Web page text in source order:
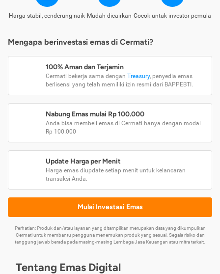
Harga stabil, cenderung naik Mudah dicairkan Cocok untuk investor pemula
Mengapa berinvestasi emas di Cermati?
100% Aman dan Terjamin
Cermati bekerja sama dengan Treasury, penyedia emas
berlisensi yang telah memiliki izin resmi dari BAPPEBTI.
Nabung Emas mulai Rp 100.000
Anda bisa membeli emas di Cermati hanya dengan modal
Rp 100.000
Update Harga per Menit
Harga emas diupdate setiap menit untuk kelancaran
transaksi Anda.
Mulai Investasi Emas
Perhatian: Produk dan/atau layanan yang ditampilkan merupakan data yang dikumpulkan
Cermati untuk membantu pengguna menemukan produk yang sesuai. Segala risiko dan
tanggung jawab berada pada masing-masing Lembaga Jasa Keuangan atau mitra terkait.
Tentang Emas Digital